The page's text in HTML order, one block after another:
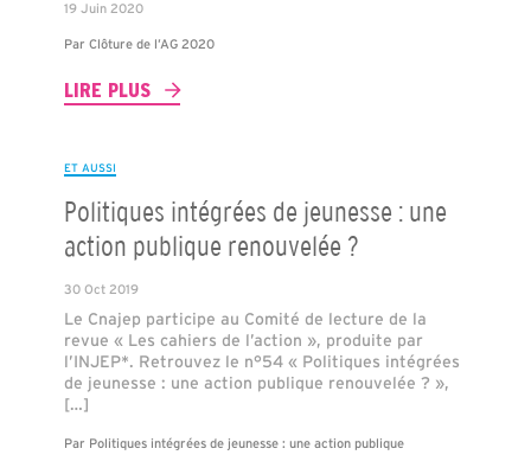
19 Juin 2020
Par Clôture de l’AG 2020
LIRE PLUS
ET AUSSI
Politiques intégrées de jeunesse : une
action publique renouvelée ?
30 Oct 2019
Le Cnajep participe au Comité de lecture de la
revue « Les cahiers de l’action », produite par
l’INJEP*. Retrouvez le n°54 « Politiques intégrées
de jeunesse : une action publique renouvelée ? »,
[…]
Par Politiques intégrées de jeunesse : une action publique